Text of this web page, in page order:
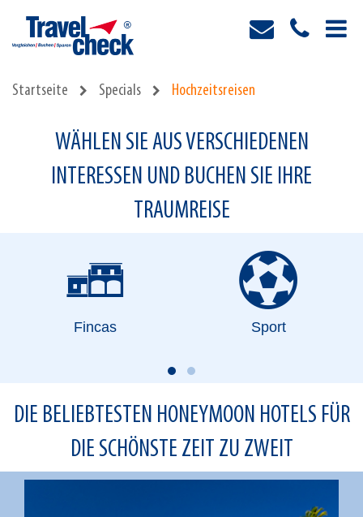
Startseite Specials Hochzeitsreisen
WÄHLEN SIE AUS VERSCHIEDENEN
INTERESSEN UND BUCHEN SIE IHRE
TRAUMREISE
Fincas Sport
DIE BELIEBTESTEN HONEYMOON HOTELS FÜR
DIE SCHÖNSTE ZEIT ZU ZWEIT